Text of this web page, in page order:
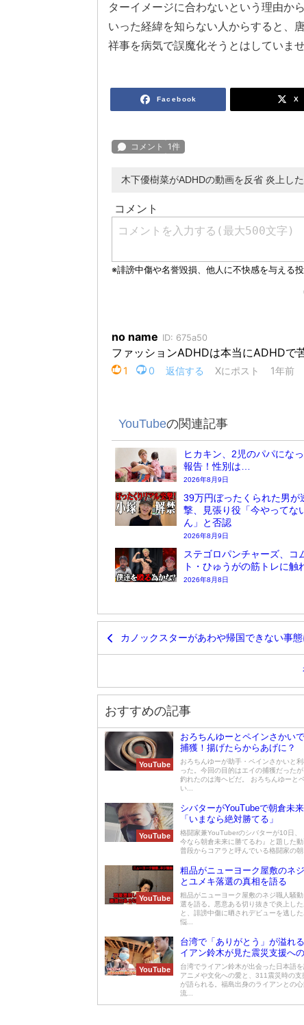
ターイメージに合わないという理由か
いった経緯を知らない人からすると、
祥事を病気で誤魔化そうとはしていま
Facebook X
木下優樹菜がADHDの動画を反省 炎上し
YouTubeの関連記事
ヒカキン、2児のパパにな
報告！性別は…
2026年8月9日
39万円ぼったくられた男が
撃、見張り役「今やってな
ん」と否認
2026年8月9日
ステゴロパンチャーズ、コ
ト・ひゅうがの筋トレに触
2026年8月8日
カノックスターがあわや帰国できない事
おすすめの記事
YouTube
おろちんゆーとペインさかい
捕獲！揚げたらからあげに？
おろちんゆーが助手・ペインさかいと
った。今回の目的はエイの捕獲だった
釣れたのは海ヘビだ。 おろちんゆーと
い...
YouTube
シバターがYouTubeで朝倉未
「いまなら絶対勝てる」
格闘家兼YouTuberのシバターが10日、
今なら朝倉未来に勝てるわ』と題した動
普段からコアラと呼んでいる格闘家の
YouTube
粗品がニューヨーク屋敷のネ
とユメキ落選の真相を語る
粗品がニューヨーク屋敷のネジ職人騒
選を語る。悪意ある切り抜きで炎上し
と、誹謗中傷に晒されデビューを逃し
悩...
YouTube
台湾で「ありがとう」が溢れ
イアン鈴木が見た震災支援へ
台湾でライアン鈴木が出会った日本語を
アニメや文化への愛と、311震災時の支
が語られる。福島出身のライアンとの
流...